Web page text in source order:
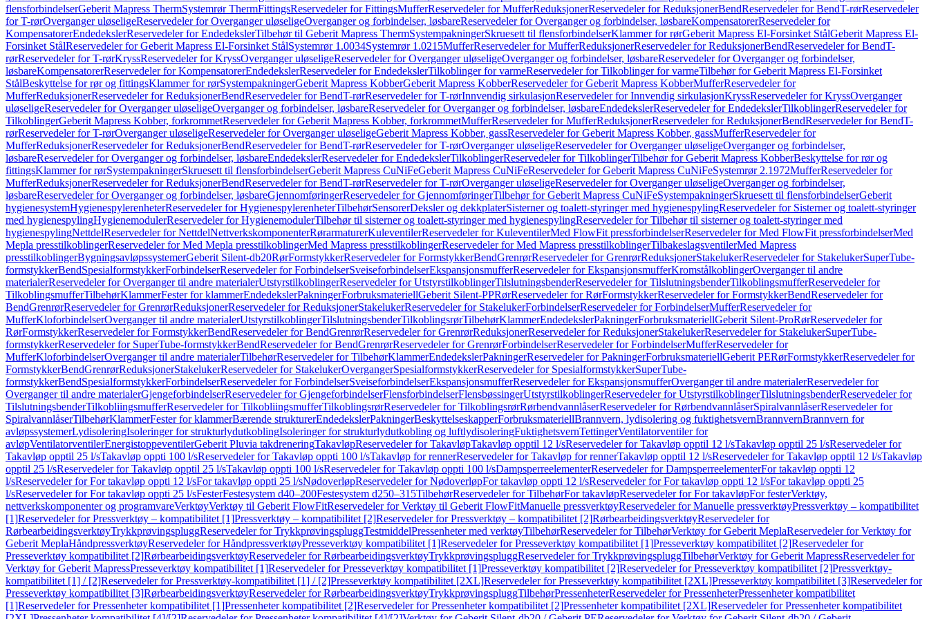
flensforbindelserGeberit Mapress ThermSystemrør ThermFittingsReservedeler for FittingsMufferReservedeler for MufferReduksjonerReservedeler for ReduksjonerBendReservedeler for BendT-rørReservedeler
for T-rørOverganger uløseligeReservedeler for Overganger uløseligeOverganger og forbindelser, løsbareReservedeler for Overganger og forbindelser, løsbareKompensatorerReservedeler for
KompensatorerEndedekslerReservedeler for EndedekslerTilbehør til Geberit Mapress ThermSystempakningerSkruesett til flensforbindelserKlammer for rørGeberit Mapress El-Forsinket StålGeberit Mapress El-
Forsinket StålReservedeler for Geberit Mapress El-Forsinket StålSystemrør 1.0034Systemrør 1.0215MufferReservedeler for MufferReduksjonerReservedeler for ReduksjonerBendReservedeler for BendT-
rørReservedeler for T-rørKryssReservedeler for KryssOverganger uløseligeReservedeler for Overganger uløseligeOverganger og forbindelser, løsbareReservedeler for Overganger og forbindelser,
løsbareKompensatorerReservedeler for KompensatorerEndedekslerReservedeler for EndedekslerTilkoblinger for varmeReservedeler for Tilkoblinger for varmeTilbehør for Geberit Mapress El-Forsinket
StålBeskyttelse for rør og fittingsKlammer for rørSystempakningerGeberit Mapress KobberGeberit Mapress KobberReservedeler for Geberit Mapress KobberMufferReservedeler for
MufferReduksjonerReservedeler for ReduksjonerBendReservedeler for BendT-rørReservedeler for T-rørInnvendig sirkulasjonReservedeler for Innvendig sirkulasjonKryssReservedeler for KryssOverganger
uløseligeReservedeler for Overganger uløseligeOverganger og forbindelser, løsbareReservedeler for Overganger og forbindelser, løsbareEndedekslerReservedeler for EndedekslerTilkoblingerReservedeler for
TilkoblingerGeberit Mapress Kobber, forkrommetReservedeler for Geberit Mapress Kobber, forkrommetMufferReservedeler for MufferReduksjonerReservedeler for ReduksjonerBendReservedeler for BendT-
rørReservedeler for T-rørOverganger uløseligeReservedeler for Overganger uløseligeGeberit Mapress Kobber, gassReservedeler for Geberit Mapress Kobber, gassMufferReservedeler for
MufferReduksjonerReservedeler for ReduksjonerBendReservedeler for BendT-rørReservedeler for T-rørOverganger uløseligeReservedeler for Overganger uløseligeOverganger og forbindelser,
løsbareReservedeler for Overganger og forbindelser, løsbareEndedekslerReservedeler for EndedekslerTilkoblingerReservedeler for TilkoblingerTilbehør for Geberit Mapress KobberBeskyttelse for rør og
fittingsKlammer for rørSystempakningerSkruesett til flensforbindelserGeberit Mapress CuNiFeGeberit Mapress CuNiFeReservedeler for Geberit Mapress CuNiFeSystemrør 2.1972MufferReservedeler for
MufferReduksjonerReservedeler for ReduksjonerBendReservedeler for BendT-rørReservedeler for T-rørOverganger uløseligeReservedeler for Overganger uløseligeOverganger og forbindelser,
løsbareReservedeler for Overganger og forbindelser, løsbareGjennomføringerReservedeler for GjennomføringerTilbehør for Geberit Mapress CuNiFeSystempakningerSkruesett til flensforbindelserGeberit
hygienesystemHygienespylerenheterReservedeler for HygienespylerenheterTilbehørSensorerDeksler og dekkplaterSisterner og toalett-styringer med hygienespylingReservedeler for Sisterner og toalett-styringer
med hygienespylingHygienemodulerReservedeler for HygienemodulerTilbehør til sisterner og toalett-styringer med hygienespylingReservedeler for Tilbehør til sisterner og toalett-styringer med
hygienespylingNettdelReservedeler for NettdelNettverkskomponenterRørarmaturerKuleventilerReservedeler for KuleventilerMed FlowFit pressforbindelserReservedeler for Med FlowFit pressforbindelserMed
Mepla presstilkoblingerReservedeler for Med Mepla presstilkoblingerMed Mapress presstilkoblingerReservedeler for Med Mapress presstilkoblingerTilbakeslagsventilerMed Mapress
presstilkoblingerBygningsavløpssystemerGeberit Silent-db20RørFormstykkerReservedeler for FormstykkerBendGrenrørReservedeler for GrenrørReduksjonerStakelukerReservedeler for StakelukerSuperTube-
formstykkerBendSpesialformstykkerForbindelserReservedeler for ForbindelserSveiseforbindelserEkspansjonsmufferReservedeler for EkspansjonsmufferKromstålkoblingerOverganger til andre
materialerReservedeler for Overganger til andre materialerUtstyrstilkoblingerReservedeler for UtstyrstilkoblingerTilslutningsbenderReservedeler for TilslutningsbenderTilkoblingsmufferReservedeler for
TilkoblingsmufferTilbehørKlammerFester for klammerEndedekslerPakningerForbruksmateriellGeberit Silent-PPRørReservedeler for RørFormstykkerReservedeler for FormstykkerBendReservedeler for
BendGrenrørReservedeler for GrenrørReduksjonerReservedeler for ReduksjonerStakelukerReservedeler for StakelukerForbindelserReservedeler for ForbindelserMufferReservedeler for
MufferKloforbindelserOverganger til andre materialerUtstyrstilkoblingerTilslutningsbenderTilkoblingsrørTilbehørKlammerEndedekslerPakningerForbruksmateriellGeberit Silent-ProRørReservedeler for
RørFormstykkerReservedeler for FormstykkerBendReservedeler for BendGrenrørReservedeler for GrenrørReduksjonerReservedeler for ReduksjonerStakelukerReservedeler for StakelukerSuperTube-
formstykkerReservedeler for SuperTube-formstykkerBendReservedeler for BendGrenrørReservedeler for GrenrørForbindelserReservedeler for ForbindelserMufferReservedeler for
MufferKloforbindelserOverganger til andre materialerTilbehørReservedeler for TilbehørKlammerEndedekslerPakningerReservedeler for PakningerForbruksmateriellGeberit PERørFormstykkerReservedeler for
FormstykkerBendGrenrørReduksjonerStakelukerReservedeler for StakelukerOvergangerSpesialformstykkerReservedeler for SpesialformstykkerSuperTube-
formstykkerBendSpesialformstykkerForbindelserReservedeler for ForbindelserSveiseforbindelserEkspansjonsmufferReservedeler for EkspansjonsmufferOverganger til andre materialerReservedeler for
Overganger til andre materialerGjengeforbindelserReservedeler for GjengeforbindelserFlensforbindelserFlensbøssingerUtstyrstilkoblingerReservedeler for UtstyrstilkoblingerTilslutningsbenderReservedeler for
TilslutningsbenderTilkobliingsmufferReservedeler for TilkobliingsmufferTilkoblingsrørReservedeler for TilkoblingsrørRørbendvannlåserReservedeler for RørbendvannlåserSpiralvannlåserReservedeler for
SpiralvannlåserTilbehørKlammerFester for klammerBærende strukturerEndedekslerPakningerBeskyttelseskapperForbruksmateriellBrannvern, lydisolering og fuktighetsvernBrannvernBrannvern for
avløpssystemerLydisoleringIsoleringer for strukturlydutkoblingIsoleringer for strukturlydutkobling og luftlydisoleringFuktighetsvernTettingerVentilatorventiler for
avløpVentilatorventilerEnergistoppeventilerGeberit Pluvia takdreneringTakavløpReservedeler for TakavløpTakavløp opptil 12 l/sReservedeler for Takavløp opptil 12 l/sTakavløp opptil 25 l/sReservedeler for
Takavløp opptil 25 l/sTakavløp oppti 100 l/sReservedeler for Takavløp oppti 100 l/sTakavløp for rennerReservedeler for Takavløp for rennerTakavløp opptil 12 l/sReservedeler for Takavløp opptil 12 l/sTakavløp
opptil 25 l/sReservedeler for Takavløp opptil 25 l/sTakavløp oppti 100 l/sReservedeler for Takavløp oppti 100 l/sDampsperreelementerReservedeler for DampsperreelementerFor takavløp oppti 12
l/sReservedeler for For takavløp oppti 12 l/sFor takavløp oppti 25 l/sNødoverløpReservedeler for NødoverløpFor takavløp oppti 12 l/sReservedeler for For takavløp oppti 12 l/sFor takavløp oppti 25
l/sReservedeler for For takavløp oppti 25 l/sFesterFestesystem d40–200Festesystem d250–315TilbehørReservedeler for TilbehørFor takavløpReservedeler for For takavløpFor festerVerktøy,
nettverkskomponenter og programvareVerktøyVerktøy til Geberit FlowFitReservedeler for Verktøy til Geberit FlowFitManuelle pressverktøyReservedeler for Manuelle pressverktøyPressverktøy – kompatibilitet
[1]Reservedeler for Pressverktøy – kompatibilitet [1]Pressverktøy – kompatibilitet [2]Reservedeler for Pressverktøy – kompatibilitet [2]RørbearbeidingsverktøyReservedeler for
RørbearbeidingsverktøyTrykkprøvingspluggReservedeler for TrykkprøvingspluggTestmiddelPressenheter med verktøyTilbehørReservedeler for TilbehørVerktøy for Geberit MeplaReservedeler for Verktøy for
Geberit MeplaHåndpressverktøyReservedeler for HåndpressverktøyPresseverktøy kompatibilitet [1]Reservedeler for Presseverktøy kompatibilitet [1]Presseverktøy kompatibilitet [2]Reservedeler for
Presseverktøy kompatibilitet [2]RørbearbeidingsverktøyReservedeler for RørbearbeidingsverktøyTrykkprøvingspluggReservedeler for TrykkprøvingspluggTilbehørVerktøy for Geberit MapressReservedeler for
Verktøy for Geberit MapressPresseverktøy kompatibilitet [1]Reservedeler for Presseverktøy kompatibilitet [1]Presseverktøy kompatibilitet [2]Reservedeler for Presseverktøy kompatibilitet [2]Pressverktøy-
kompatibilitet [1] / [2]Reservedeler for Pressverktøy-kompatibilitet [1] / [2]Presseverktøy kompatibilitet [2XL]Reservedeler for Presseverktøy kompatibilitet [2XL]Presseverktøy kompatibilitet [3]Reservedeler for
Presseverktøy kompatibilitet [3]RørbearbeidingsverktøyReservedeler for RørbearbeidingsverktøyTrykkprøvingspluggTilbehørPressenheterReservedeler for PressenheterPressenheter kompatibilitet
[1]Reservedeler for Pressenheter kompatibilitet [1]Pressenheter kompatibilitet [2]Reservedeler for Pressenheter kompatibilitet [2]Pressenheter kompatibilitet [2XL]Reservedeler for Pressenheter kompatibilitet